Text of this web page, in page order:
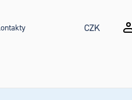
CZK